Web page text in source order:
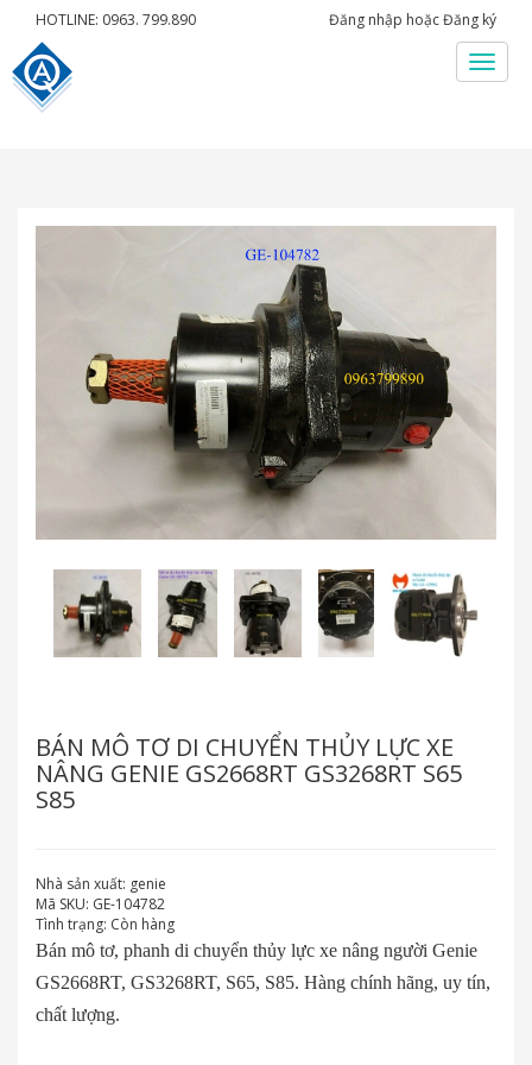
HOTLINE: 0963. 799.890 Đăng nhập hoặcĐăng ký
Menu
BÁN MÔ TƠ DI CHUYỂN THỦY LỰC XE
NÂNG GENIE GS2668RT GS3268RT S65
S85
Nhà sản xuất: genie
Mã SKU: GE-104782
Tình trạng: Còn hàng
Bán mô tơ, phanh di chuyển thủy lực xe nâng người Genie
GS2668RT, GS3268RT, S65, S85. Hàng chính hãng, uy tín,
chất lượng.